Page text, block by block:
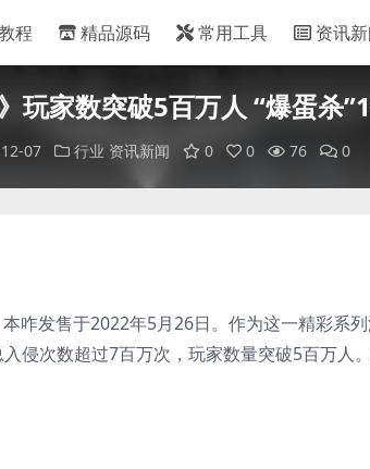
程 精品源码 常用工具 资讯
玩家数突破5百万人 “爆蛋杀
07 行业 资讯新闻 0 0 76 0
咋发售于2022年5月26日。作为这一精彩系
侵次数超过7百万次，玩家数量突破5百万人